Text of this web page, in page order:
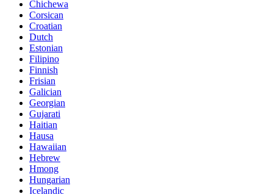
Chichewa
Corsican
Croatian
Dutch
Estonian
Filipino
Finnish
Frisian
Galician
Georgian
Gujarati
Haitian
Hausa
Hawaiian
Hebrew
Hmong
Hungarian
Icelandic